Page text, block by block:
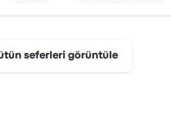
seferleri görüntüle